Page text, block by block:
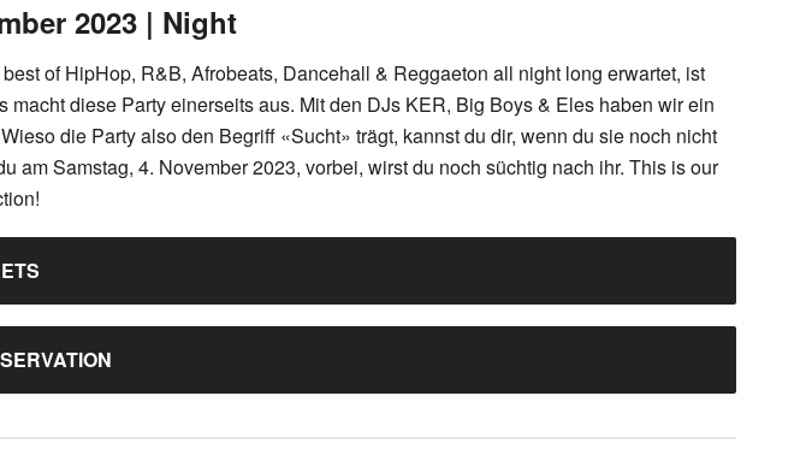
2023 | Night
of HipHop, R&B, Afrobeats, Dancehall & Reggaeton all night long erwartet, ist
diese Party einerseits aus. Mit den DJs KER, Big Boys & Eles haben wir ein
die Party also den Begriff «Sucht» trägt, kannst du dir, wenn du sie noch nicht
Samstag, 4. November 2023, vorbei, wirst du noch süchtig nach ihr. This is our